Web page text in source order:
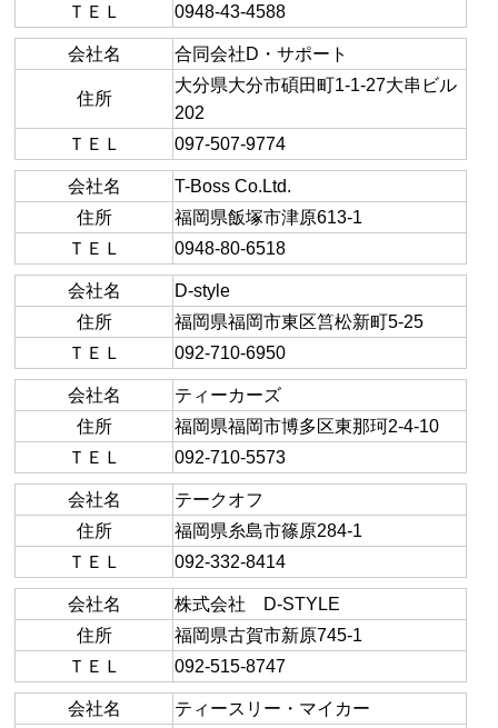
ＴＥＬ
0948-43-4588
会社名 合同会社D・サポート
住所
大分県大分市碩田町1-1-27大串ビル
202
ＴＥＬ
097-507-9774
会社名
T-Boss Co.Ltd.
住所
福岡県飯塚市津原613-1
ＴＥＬ
0948-80-6518
会社名
D-style
住所
福岡県福岡市東区筥松新町5-25
ＴＥＬ
092-710-6950
会社名
ティーカーズ
住所
福岡県福岡市博多区東那珂2-4-10
ＴＥＬ
092-710-5573
会社名
テークオフ
住所
福岡県糸島市篠原284-1
ＴＥＬ
092-332-8414
会社名
株式会社 D-STYLE
住所
福岡県古賀市新原745-1
ＴＥＬ
092-515-8747
会社名
ティースリー・マイカー